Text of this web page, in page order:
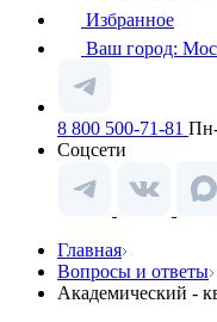
Избранное
Ваш город:
8 800 500-71-81
Соцсети
Главная
Вопросы и ответы
Академический -